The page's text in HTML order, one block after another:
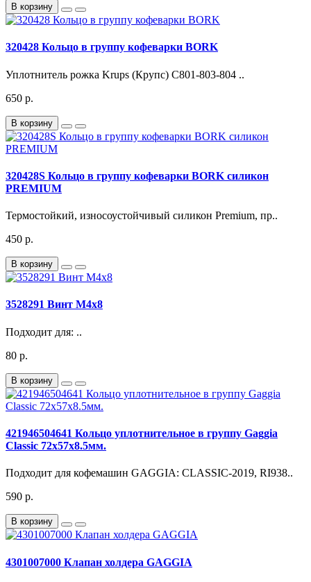
В корзину
320428 Кольцо в группу кофеварки BORK
Уплотнитель рожка Krups (Крупс) C801-803-804 ..
650 р.
В корзину
320428S Кольцо в группу кофеварки BORK силикон
PREMIUM
Термостойкий, износоустойчивый силикон Premium, пр..
450 р.
В корзину
3528291 Винт М4x8
Подходит для: ..
80 р.
В корзину
421946504641 Кольцо уплотнительное в группу Gaggia
Classic 72x57x8.5мм.
Подходит для кофемашин GAGGIA: CLASSIC-2019, RI938..
590 р.
В корзину
4301007000 Клапан холдера GAGGIA